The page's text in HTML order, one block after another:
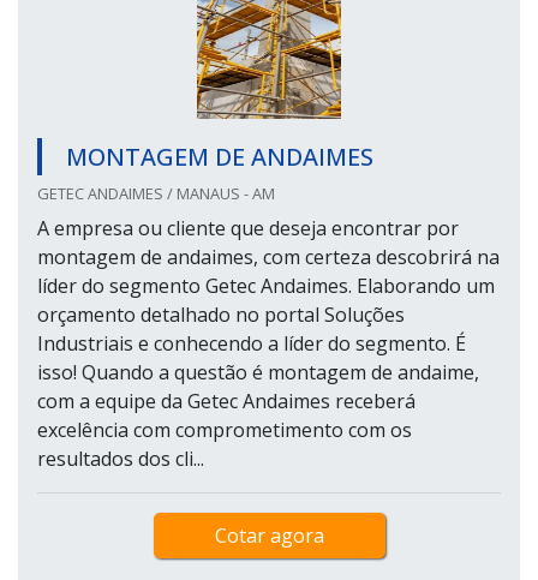
MONTAGEM DE ANDAIMES
GETEC ANDAIMES / MANAUS - AM
A empresa ou cliente que deseja encontrar por
montagem de andaimes, com certeza descobrirá na
líder do segmento Getec Andaimes. Elaborando um
orçamento detalhado no portal Soluções
Industriais e conhecendo a líder do segmento. É
isso! Quando a questão é montagem de andaime,
com a equipe da Getec Andaimes receberá
excelência com comprometimento com os
resultados dos cli...
Cotar agora